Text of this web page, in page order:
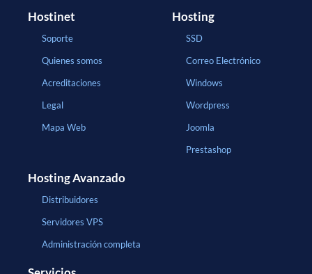
Hostinet
Soporte
Quienes somos
Acreditaciones
Legal
Mapa Web
Hosting
SSD
Correo Electrónico
Windows
Wordpress
Joomla
Prestashop
Hosting Avanzado
Distribuidores
Servidores VPS
Administración completa